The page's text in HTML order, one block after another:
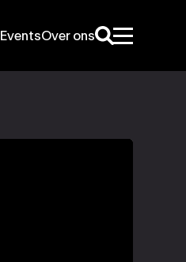
EventsOver ons